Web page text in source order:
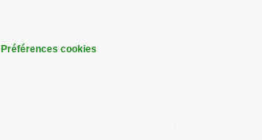
Préférences cookies